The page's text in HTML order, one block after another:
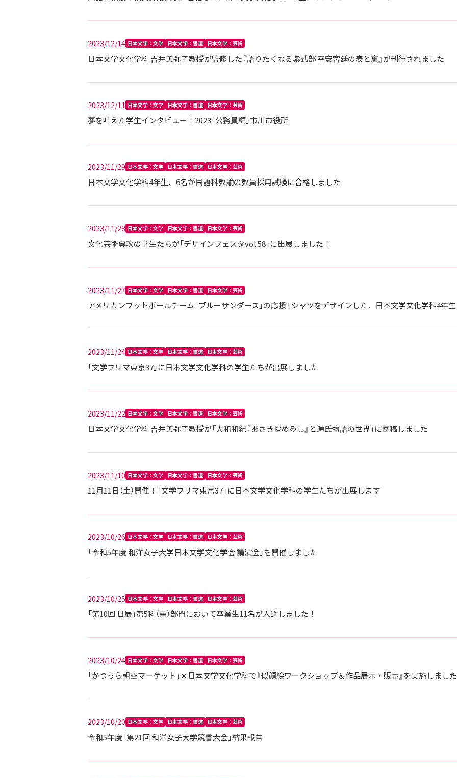
2023/12/14 日本文学：文学 日本文学：書道 日本文学：芸術
日本文学文化学科 吉井美弥子教授が監修した『語りたくなる紫式部 平安宮廷の表と裏』が刊行されました
2023/12/11 日本文学：文学 日本文学：書道 日本文学：芸術
夢を叶えた学生インタビュー！2023「公務員編」市川市役所
2023/11/29 日本文学：文学 日本文学：書道 日本文学：芸術
日本文学文化学科4年生、6名が国語科教諭の教員採用試験に合格しました
2023/11/28 日本文学：文学 日本文学：書道 日本文学：芸術
文化芸術専攻の学生たちが「デザインフェスタvol.58」に出展しました！
2023/11/27 日本文学：文学 日本文学：書道 日本文学：芸術
アメリカンフットボールチーム「ブルーサンダース」の応援Tシャツをデザインした、日本文学文化学科4年
2023/11/24 日本文学：文学 日本文学：書道 日本文学：芸術
「文学フリマ東京37」に日本文学文化学科の学生たちが出展しました
2023/11/22 日本文学：文学 日本文学：書道 日本文学：芸術
日本文学文化学科 吉井美弥子教授が「大和和紀『あさきゆめみし』と源氏物語の世界」に寄稿しました
2023/11/10 日本文学：文学 日本文学：書道 日本文学：芸術
11月11日（土）開催！「文学フリマ東京37」に日本文学文化学科の学生たちが出展します
2023/10/26 日本文学：文学 日本文学：書道 日本文学：芸術
「令和5年度 和洋女子大学日本文学文化学会 講演会」を開催しました
2023/10/25 日本文学：文学 日本文学：書道 日本文学：芸術
「第10回 日展」第5科（書）部門において卒業生11名が入選しました！
2023/10/24 日本文学：文学 日本文学：書道 日本文学：芸術
「かつうら朝空マーケット」×日本文学文化学科で『似顔絵ワークショップ＆作品展示・販売』を実施しました
2023/10/20 日本文学：文学 日本文学：書道 日本文学：芸術
令和5年度「第21回 和洋女子大学競書大会」結果報告